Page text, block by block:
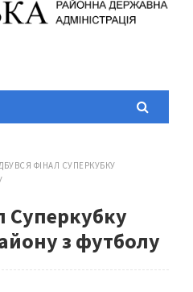
ФІНАЛ СУПЕРКУБКУ
Суперкубку
з футболу